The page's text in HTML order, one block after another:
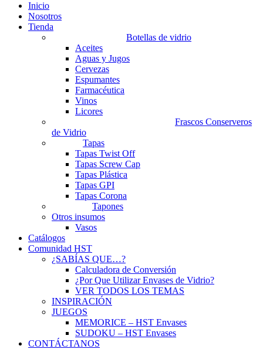
Inicio
Nosotros
Tienda
Botellas de vidrio
Aceites
Aguas y Jugos
Cervezas
Espumantes
Farmacéutica
Vinos
Licores
Frascos Conserveros
de Vidrio
Tapas
Tapas Twist Off
Tapas Screw Cap
Tapas Plástica
Tapas GPI
Tapas Corona
Tapones
Otros insumos
Vasos
Catálogos
Comunidad HST
¿SABÍAS QUE…?
Calculadora de Conversión
¿Por Que Utilizar Envases de Vidrio?
VER TODOS LOS TEMAS
INSPIRACIÓN
JUEGOS
MEMORICE – HST Envases
SUDOKU – HST Envases
CONTÁCTANOS